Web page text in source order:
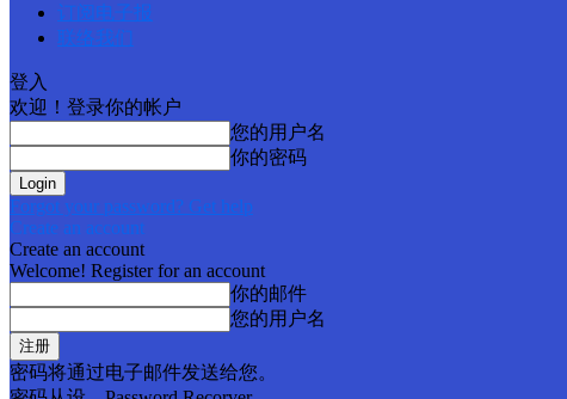
订阅电子报
联络我们
登入
欢迎！登录你的帐户
您的用户名
你的密码
Forgot your password? Get help
Create an account
Create an account
Welcome! Register for an account
你的邮件
您的用户名
密码将通过电子邮件发送给您。